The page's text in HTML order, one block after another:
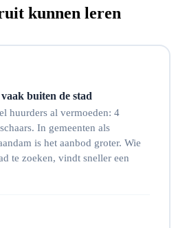
kunnen leren
buiten de stad
huurders al vermoeden: 4
In gemeenten als
is het aanbod groter. Wie
te zoeken, vindt sneller een